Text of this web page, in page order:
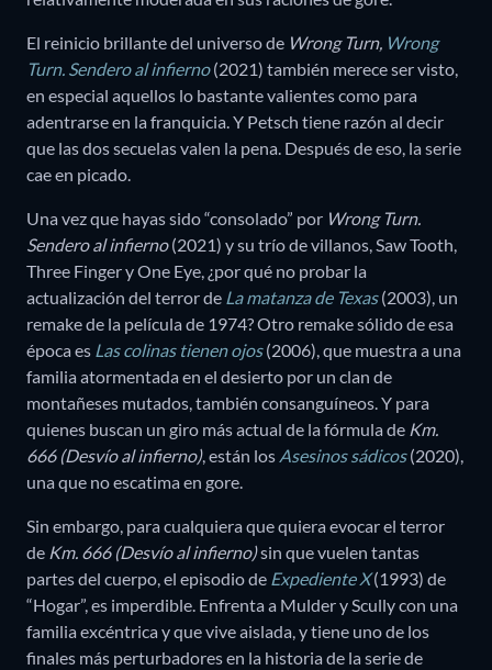
El reinicio brillante del universo de Wrong Turn, Wrong
Turn. Sendero al infierno(2021) también merece ser visto,
en especial aquellos lo bastante valientes como para
adentrarse en la franquicia. Y Petsch tiene razón al decir
que las dos secuelas valen la pena. Después de eso, la serie
cae en picado.
Una vez que hayas sido “consolado” por Wrong Turn.
Sendero al infierno(2021) y su trío de villanos, Saw Tooth,
Three Finger y One Eye, ¿por qué no probar la
actualización del terror de La matanza de Texas(2003), un
remake de la película de 1974? Otro remake sólido de esa
época es Las colinas tienen ojos(2006), que muestra a una
familia atormentada en el desierto por un clan de
montañeses mutados, también consanguíneos. Y para
quienes buscan un giro más actual de la fórmula de Km.
666 (Desvío al infierno), están los Asesinos sádicos(2020),
una que no escatima en gore.
Sin embargo, para cualquiera que quiera evocar el terror
de Km. 666 (Desvío al infierno)sin que vuelen tantas
partes del cuerpo, el episodio de Expediente X(1993) de
“Hogar”, es imperdible. Enfrenta a Mulder y Scully con una
familia excéntrica y que vive aislada, y tiene uno de los
finales más perturbadores en la historia de la serie de